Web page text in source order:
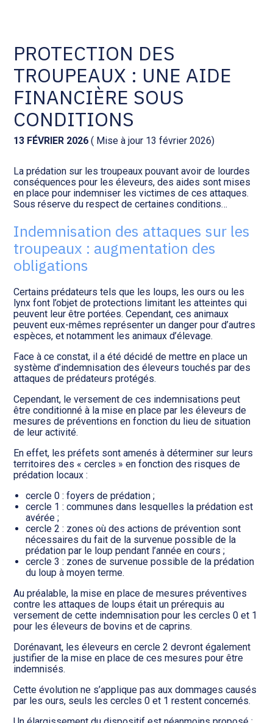
Social et ressources humaines
Assistance juridique
Pilotage d’entreprise
Audit légal
Gestion de patrimoine
Procédures collectives
Transition numérique
Tenue de votre comptabilité :
ACD
Facturation et pilotage :
EVOLIZ
Analyse et tableau de bord :
WAIBI
Gérer vos ressources
humaines : SILAE
PROTECTION DES
TROUPEAUX : UNE AIDE
FINANCIÈRE SOUS
CONDITIONS
13 FÉVRIER 2026 ( Mise à jour 13 février 2026)
La prédation sur les troupeaux pouvant avoir de lourdes
conséquences pour les éleveurs, des aides sont mises
en place pour indemniser les victimes de ces attaques.
Sous réserve du respect de certaines conditions…
Indemnisation des attaques sur les
troupeaux : augmentation des
obligations
Certains prédateurs tels que les loups, les ours ou les
lynx font l’objet de protections limitant les atteintes qui
peuvent leur être portées. Cependant, ces animaux
peuvent eux-mêmes représenter un danger pour d’autres
espèces, et notamment les animaux d’élevage.
Face à ce constat, il a été décidé de mettre en place un
système d’indemnisation des éleveurs touchés par des
attaques de prédateurs protégés.
Cependant, le versement de ces indemnisations peut
être conditionné à la mise en place par les éleveurs de
mesures de préventions en fonction du lieu de situation
de leur activité.
En effet, les préfets sont amenés à déterminer sur leurs
territoires des « cercles » en fonction des risques de
prédation locaux :
cercle 0 : foyers de prédation ;
cercle 1 : communes dans lesquelles la prédation est
avérée ;
cercle 2 : zones où des actions de prévention sont
nécessaires du fait de la survenue possible de la
prédation par le loup pendant l’année en cours ;
cercle 3 : zones de survenue possible de la prédation
du loup à moyen terme.
Au préalable, la mise en place de mesures préventives
contre les attaques de loups était un prérequis au
versement de cette indemnisation pour les cercles 0 et 1
pour les éleveurs de bovins et de caprins.
Dorénavant, les éleveurs en cercle 2 devront également
justifier de la mise en place de ces mesures pour être
indemnisés.
Cette évolution ne s’applique pas aux dommages causés
par les ours, seuls les cercles 0 et 1 restent concernés.